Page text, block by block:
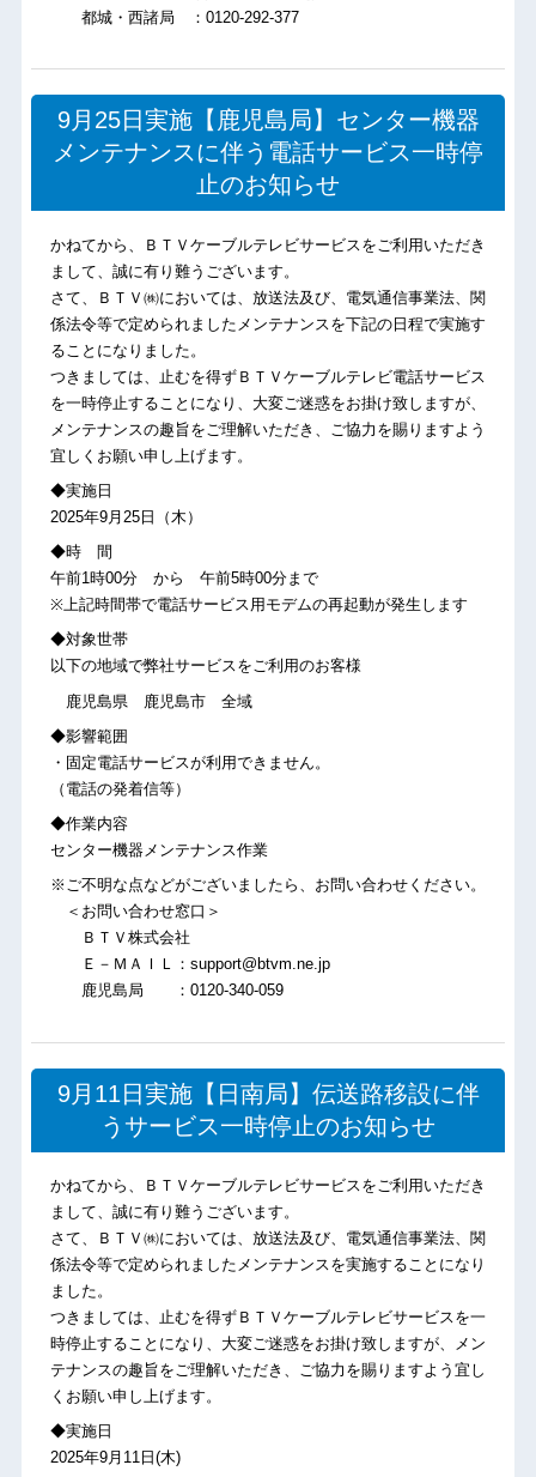
都城・西諸局 ：0120-292-377
9月25日実施【鹿児島局】センター機器
メンテナンスに伴う電話サービス一時停
止のお知らせ
かねてから、ＢＴＶケーブルテレビサービスをご利用いただき
まして、誠に有り難うございます。
さて、ＢＴＶ㈱においては、放送法及び、電気通信事業法、関
係法令等で定められましたメンテナンスを下記の日程で実施す
ることになりました。
つきましては、止むを得ずＢＴＶケーブルテレビ電話サービス
を一時停止することになり、大変ご迷惑をお掛け致しますが、
メンテナンスの趣旨をご理解いただき、ご協力を賜りますよう
宜しくお願い申し上げます。
◆実施日
2025年9月25日（木）
◆時 間
午前1時00分 から 午前5時00分まで
※上記時間帯で電話サービス用モデムの再起動が発生します
◆対象世帯
以下の地域で弊社サービスをご利用のお客様
鹿児島県 鹿児島市 全域
◆影響範囲
・固定電話サービスが利用できません。
（電話の発着信等）
◆作業内容
センター機器メンテナンス作業
※ご不明な点などがございましたら、お問い合わせください。
＜お問い合わせ窓口＞
ＢＴＶ株式会社
Ｅ－ＭＡＩＬ：support@btvm.ne.jp
鹿児島局 ：0120-340-059
9月11日実施【日南局】伝送路移設に伴
うサービス一時停止のお知らせ
かねてから、ＢＴＶケーブルテレビサービスをご利用いただき
まして、誠に有り難うございます。
さて、ＢＴＶ㈱においては、放送法及び、電気通信事業法、関
係法令等で定められましたメンテナンスを実施することになり
ました。
つきましては、止むを得ずＢＴＶケーブルテレビサービスを一
時停止することになり、大変ご迷惑をお掛け致しますが、メン
テナンスの趣旨をご理解いただき、ご協力を賜りますよう宜し
くお願い申し上げます。
◆実施日
2025年9月11日(木)